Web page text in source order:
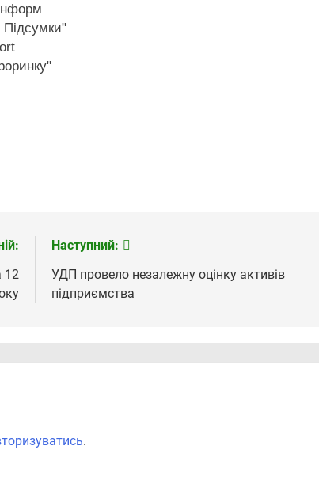
12
Наступний:
УДП провело незалежну оцінку активів
підприємства
.